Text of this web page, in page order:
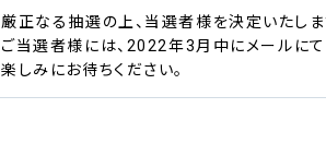
厳正なる抽選の上、当選者様を決定いたしま
ご当選者様には、2022年3月中にメールにて
楽しみにお待ちください。